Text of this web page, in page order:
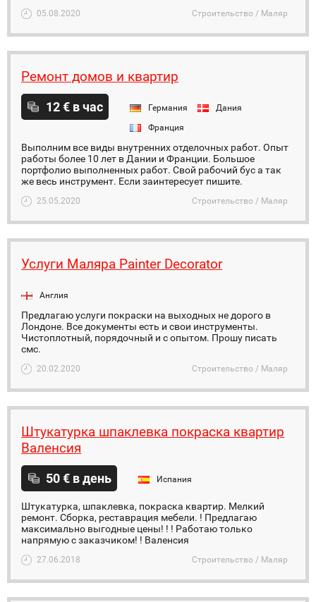
05.08.2020 Строительство / Маляр
Ремонт домов и квартир
12 € в час Германия
Дания
Франция
Выполним все виды внутренних отделочных работ. Опыт
работы более 10 лет в Дании и Франции. Большое
портфолио выполненных работ. Свой рабочий бус а так
же весь инструмент. Если заинтересует пишите.
25.05.2020 Строительство / Маляр
Услуги Маляра Painter Decorator
Англия
Предлагаю услуги покраски на выходных не дорого в
Лондоне. Все документы есть и свои инструменты.
Чистоплотный, порядочный и с опытом. Прошу писать
смс.
20.02.2020 Строительство / Маляр
Штукатурка шпаклевка покраска квартир
Валенсия
50 € в день Испания
Штукатурка, шпаклевка, покраска квартир. Мелкий
ремонт. Сборка, реставрация мебели. ! Предлагаю
максимально выгодные цены! ! ! Работаю только
напрямую с заказчиком! ! Валенсия
27.06.2018 Строительство / Маляр